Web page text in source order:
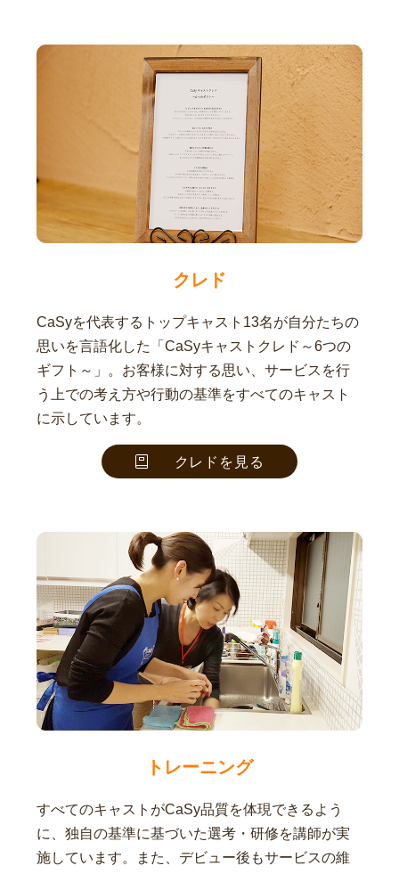
クレド
CaSyを代表するトップキャスト13名が自分たちの
思いを言語化した「CaSyキャストクレド～6つの
ギフト～」。お客様に対する思い、サービスを行
う上での考え方や行動の基準をすべてのキャスト
に示しています。
クレドを見る
トレーニング
すべてのキャストがCaSy品質を体現できるよう
に、独自の基準に基づいた選考・研修を講師が実
施しています。また、デビュー後もサービスの維